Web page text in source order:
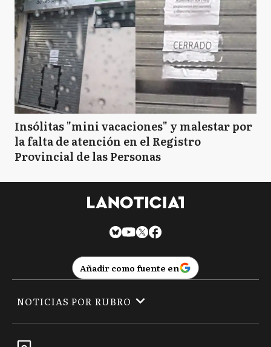
Insólitas "mini vacaciones" y malestar por
la falta de atención en el Registro
Provincial de las Personas
Añadir como fuente en
NOTICIAS POR RUBRO